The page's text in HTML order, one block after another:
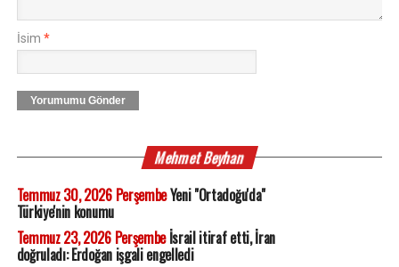
İsim *
Yorumumu Gönder
Mehmet Beyhan
Temmuz 30, 2026 PerşembeYeni "Ortadoğu'da"
Türkiye'nin konumu
Temmuz 23, 2026 Perşembeİsrail itiraf etti, İran
doğruladı: Erdoğan işgali engelledi